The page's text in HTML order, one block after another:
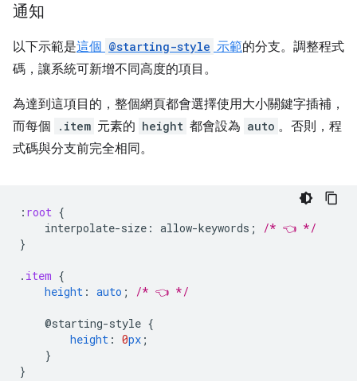
通知
以下示範是這個 @starting-style 示範的分支。調整程式
碼，讓系統可新增不同高度的項目。
為達到這項目的，整個網頁都會選擇使用大小關鍵字插補，
而每個
.item 元素的 height 都會設為 auto 。否則，程
式碼與分支前完全相同。
: root {
interpolate-size : allow-keywords ;
/* 👈 */
}
. item {
height : auto ; /* 👈 */
@starting-style {
height : 0px ;
}
}